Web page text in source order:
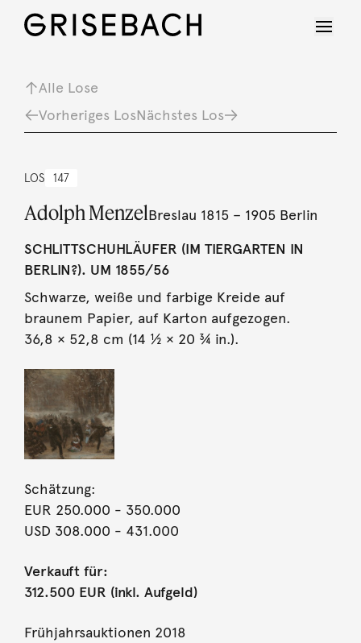
Alle Lose
Vorheriges LosNächstes Los
LOS 147
Adolph MenzelBreslau 1815 – 1905 Berlin
SCHLITTSCHUHLÄUFER (IM TIERGARTEN IN
BERLIN?). UM 1855/56
Schwarze, weiße und farbige Kreide auf
braunem Papier, auf Karton aufgezogen.
36,8 × 52,8 cm (14 ½ × 20 ¾ in.).
Schätzung:
EUR 250.000 - 350.000
USD 308.000 - 431.000
Verkauft für:
312.500 EUR (inkl. Aufgeld)
Frühjahrsauktionen 2018